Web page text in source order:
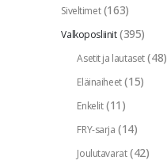
Siveltimet (163)
Valkoposliinit (395)
Asetit ja lautaset (48)
Eläinaiheet (15)
Enkelit (11)
FRY-sarja (14)
Joulutavarat (42)